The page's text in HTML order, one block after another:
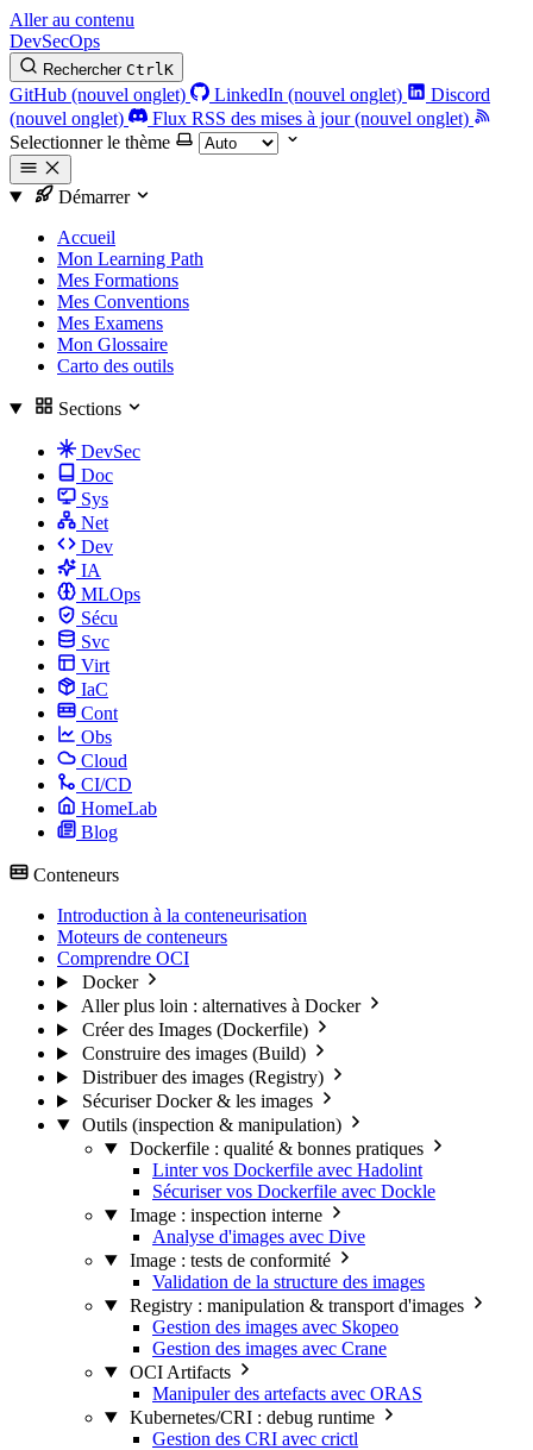
Aller au contenu
DevSecOps
Rechercher CtrlK
GitHub (nouvel onglet) LinkedIn (nouvel onglet)
Discord
(nouvel onglet)
Flux RSS des mises à jour (nouvel onglet)
Selectionner le thème
Démarrer
Accueil
Mon Learning Path
Mes Formations
Mes Conventions
Mes Examens
Mon Glossaire
Carto des outils
Sections
DevSec
Doc
Sys
Net
Dev
IA
MLOps
Sécu
Svc
Virt
IaC
Cont
Obs
Cloud
CI/CD
HomeLab
Blog
Conteneurs
Introduction à la conteneurisation
Moteurs de conteneurs
Comprendre OCI
Docker
Aller plus loin : alternatives à Docker
Créer des Images (Dockerfile)
Construire des images (Build)
Distribuer des images (Registry)
Sécuriser Docker & les images
Outils (inspection & manipulation)
Dockerfile : qualité & bonnes pratiques
Linter vos Dockerfile avec Hadolint
Sécuriser vos Dockerfile avec Dockle
Image : inspection interne
Analyse d'images avec Dive
Image : tests de conformité
Validation de la structure des images
Registry : manipulation & transport d'images
Gestion des images avec Skopeo
Gestion des images avec Crane
OCI Artifacts
Manipuler des artefacts avec ORAS
Kubernetes/CRI : debug runtime
Gestion des CRI avec crictl